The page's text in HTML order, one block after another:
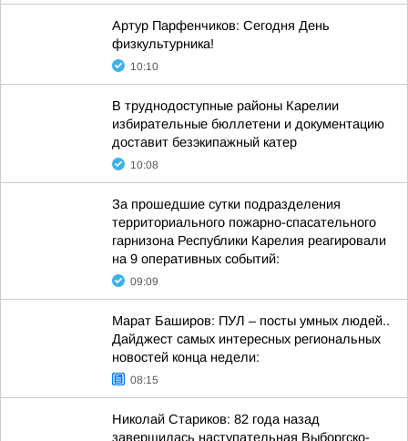
Артур Парфенчиков: Сегодня День
физкультурника!
10:10
В труднодоступные районы Карелии
избирательные бюллетени и документацию
доставит безэкипажный катер
10:08
За прошедшие сутки подразделения
территориального пожарно-спасательного
гарнизона Республики Карелия реагировали
на 9 оперативных событий:
09:09
Марат Баширов: ПУЛ – посты умных людей..
Дайджест самых интересных региональных
новостей конца недели:
08:15
Николай Стариков: 82 года назад
завершилась наступательная Выборгско-